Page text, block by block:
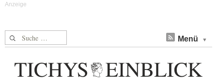
Suche nach: Menü